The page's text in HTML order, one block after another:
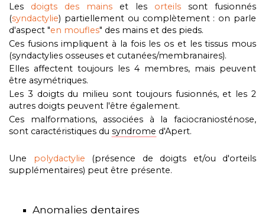
Les doigts des mains et les orteils sont fusionnés
(syndactylie) partiellement ou complètement : on parle
d'aspect "en moufles" des mains et des pieds.
Ces fusions impliquent à la fois les os et les tissus mous
(syndactylies osseuses et cutanées/membranaires).
Elles affectent toujours les 4 membres, mais peuvent
être asymétriques.
Les 3 doigts du milieu sont toujours fusionnés, et les 2
autres doigts peuvent l'être également.
Ces malformations, associées à la faciocraniosténose,
sont caractéristiques du syndrome d'Apert.
Une polydactylie (présence de doigts et/ou d'orteils
supplémentaires) peut être présente.
Anomalies dentaires